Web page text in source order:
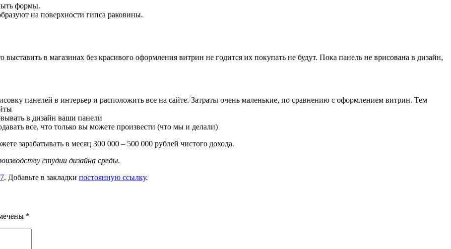
формы.
на поверхности гипса раковины.
выставить в магазинах без красивого оформления витрин не годится их покупать не будут. Пока панель не врисована в дизайн,
панелей в интерьер и расположить все на сайте. Затраты очень маленькие, по сравнению с оформлением витрин. Тем
в дизайн ваши панели
все, что только вы можете произвести (что мы и делали)
зарабатывать в месяц 300 000 – 500 000 рублей чистого дохода.
студии дизайна среды.
. Добавьте в закладки постоянную ссылку.
*